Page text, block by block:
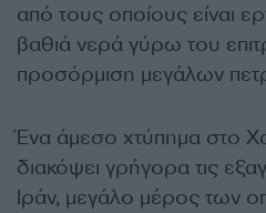
από τους οποίους είναι
βαθιά νερά γύρω του
προσόρμιση μεγάλων
Ένα άμεσο χτύπημα στο
διακόψει γρήγορα τις
Ιράν, μεγάλο μέρος των